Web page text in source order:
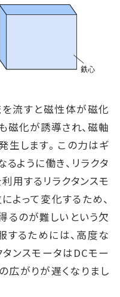
流すと磁性体が磁化
磁化が誘導され、磁軸
生します。この力はギ
ように働き、リラクタ
用するリラクタンスモ
よって変化するため、
るのが難しいという欠
するためには、高度な
ンスモータはDCモー
広がりが遅くなりまし